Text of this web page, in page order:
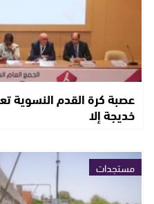
عصبة كرة القدم النسوية
خديجة إلا
مستجدات